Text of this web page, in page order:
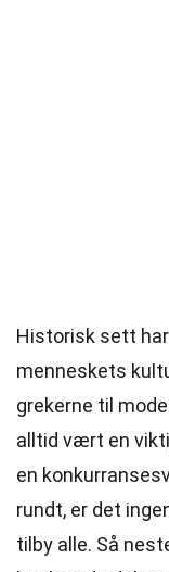
Historisk sett
menneskets
grekerne til
alltid vært en
en
rundt, er det
tilby alle. Så